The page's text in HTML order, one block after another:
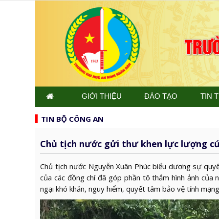
GIỚI THIỆU ĐÀO TẠO TIN
TIN BỘ CÔNG AN
Chủ tịch nước gửi thư khen lực lượng
Chủ tịch nước Nguyễn Xuân Phúc biểu dương sự
của các đồng chí đã góp phần tô thắm hình ảnh của
ngại khó khăn, nguy hiểm, quyết tâm bảo vệ tính